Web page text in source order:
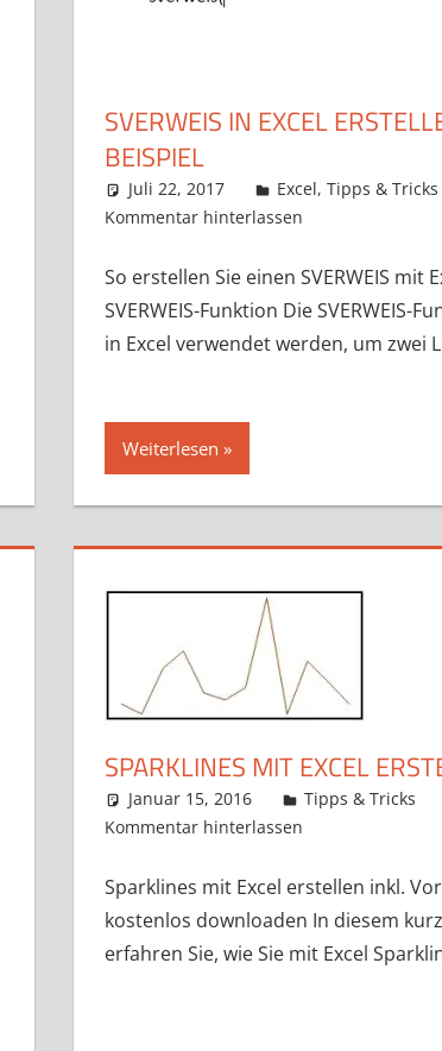
SVERWEIS IN EXCEL
BEISPIEL
Juli 22, 2017 k-o-v
Excel,Tipps & Tricks
Kommentar hinterlassen
So erstellen Sie einen SVERWEIS mit
SVERWEIS-Funktion Die SVERWEIS-
in Excel verwendet werden, um zwei
Weiterlesen
SPARKLINES MIT EXCEL
Januar 15, 2016 k-o-v
Tipps & Tricks
Kommentar hinterlassen
Sparklines mit Excel erstellen inkl.
kostenlos downloaden In diesem
erfahren Sie, wie Sie mit Excel